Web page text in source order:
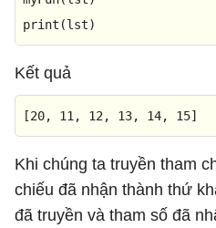
print (lst)
Kết quả
[20, 11 , 12 , 13, 14, 15]
Khi chúng ta truyền tham
chiếu đã nhận thành thứ
đã truyền và tham số đã